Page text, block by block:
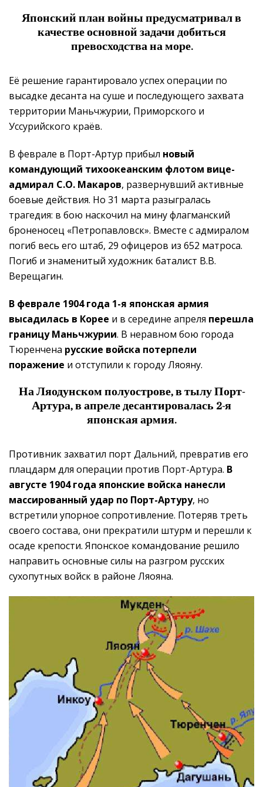
Японский план войны предусматривал в
качестве основной задачи добиться
превосходства на море.
Её решение гарантировало успех операции по
высадке десанта на суше и последующего захвата
территории Маньчжурии, Приморского и
Уссурийского краёв.
В феврале в Порт-Артур прибыл новый
командующий тихоокеанским флотом вице-
адмирал С.О. Макаров, развернувший активные
боевые действия. Но 31 марта разыгралась
трагедия: в бою наскочил на мину флагманский
броненосец «Петропавловск». Вместе с адмиралом
погиб весь его штаб, 29 офицеров из 652 матроса.
Погиб и знаменитый художник баталист В.В.
Верещагин.
В феврале 1904 года 1-я японская армия
высадилась в Корее и в середине апреля перешла
границу Маньчжурии. В неравном бою города
Тюренчена русские войска потерпели
поражение и отступили к городу Ляояну.
На Ляодунском полуострове, в тылу Порт-
Артура, в апреле десантировалась 2-я
японская армия.
Противник захватил порт Дальний, превратив его
плацдарм для операции против Порт-Артура. В
августе 1904 года японские войска нанесли
массированный удар по Порт-Артуру, но
встретили упорное сопротивление. Потеряв треть
своего состава, они прекратили штурм и перешли к
осаде крепости. Японское командование решило
направить основные силы на разгром русских
сухопутных войск в районе Ляояна.